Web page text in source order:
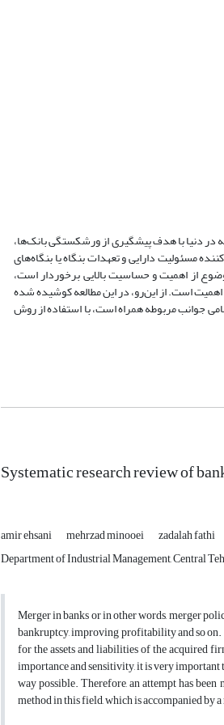
در دنیا با هدف پیشگیری از ورشکستگی بانک‌ها،
مسئولیت دارایی و تعهدات بنگاه یا بنگاه‌های
از اهمیت و حساسیت بالایی برخوردار است،
اهمیت است. از این‌رو، در این مطالعه کوشیده شده
جوانب مربوطه همراه است، با استفاده از روش
Systematic research review of
amir ehsani mehrzad minooei
zadalah fathi
Department of Industrial Management, Central
Merger in banks or in other words, merger
bankruptcy, improving profitability and so
for the assets and liabilities of the acquired
importance and sensitivity, it is very important
way possible. Therefore, an attempt has
method in this field, which is accompanied by